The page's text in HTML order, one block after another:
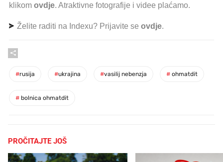
klikom ovdje. Atraktivne fotografije i videe plaćamo.
Želite raditi na Indexu? Prijavite se ovdje.
#rusija #ukrajina #vasilij nebenzja # ohmatdit
# bolnica ohmatdit
PROČITAJTE JOŠ